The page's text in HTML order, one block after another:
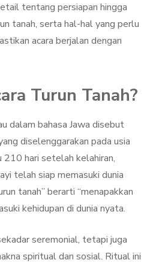
tentang persiapan hingga
tanah, serta hal-hal yang perlu
acara berjalan dengan
Turun Tanah?
dalam bahasa Jawa disebut
diselenggarakan pada usia
hari setelah kelahiran,
telah siap memasuki dunia
tanah” berarti “menapakkan
kehidupan di dunia nyata.
seremonial, tetapi juga
spiritual dan sosial. Ritual ini